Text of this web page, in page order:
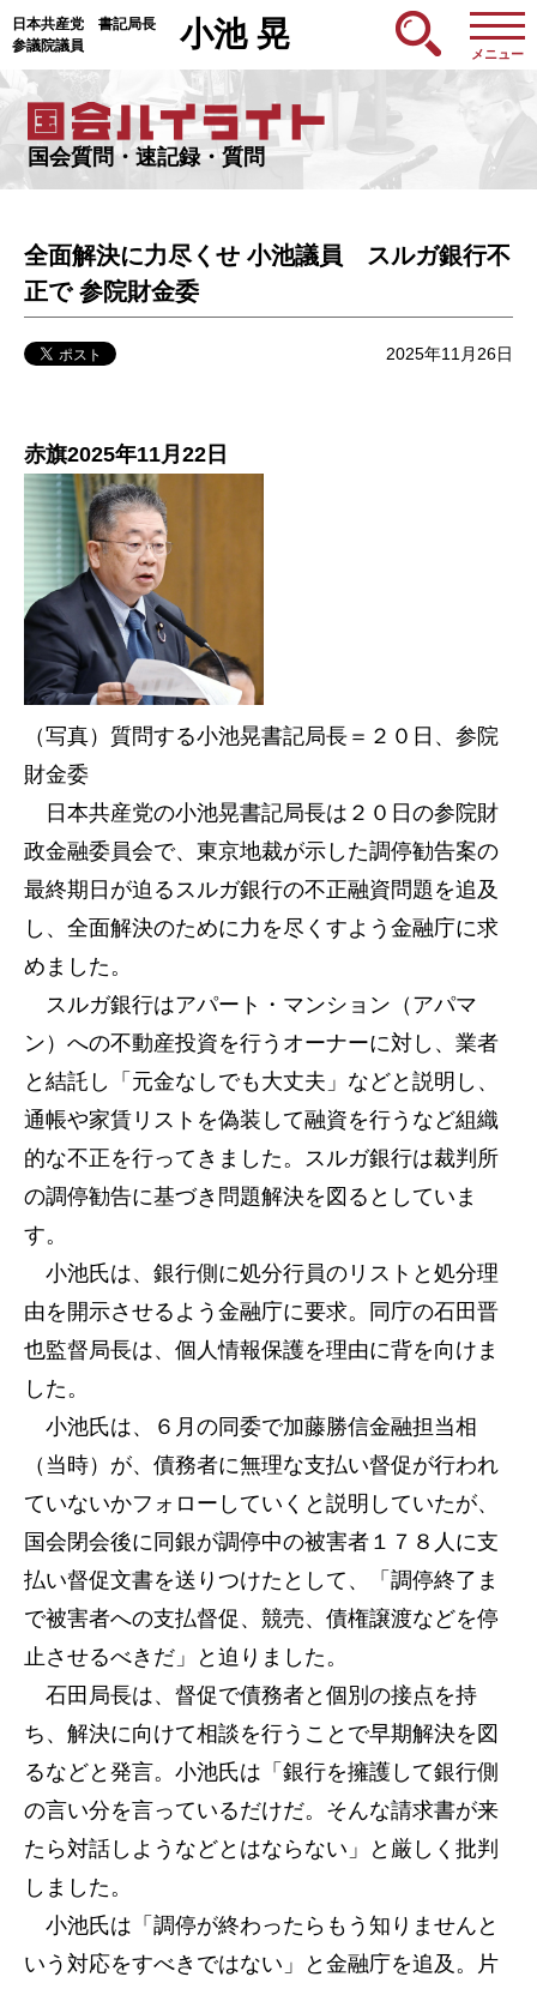
日本共産党 書記局長
参議院議員
小池 晃
メニュー
国会質問・速記録・質問
全面解決に力尽くせ 小池議員 スルガ銀行不
正で 参院財金委
2025年11月26日
赤旗2025年11月22日
（写真）質問する小池晃書記局長＝２０日、参院
財金委
日本共産党の小池晃書記局長は２０日の参院財
政金融委員会で、東京地裁が示した調停勧告案の
最終期日が迫るスルガ銀行の不正融資問題を追及
し、全面解決のために力を尽くすよう金融庁に求
めました。
スルガ銀行はアパート・マンション（アパマ
ン）への不動産投資を行うオーナーに対し、業者
と結託し「元金なしでも大丈夫」などと説明し、
通帳や家賃リストを偽装して融資を行うなど組織
的な不正を行ってきました。スルガ銀行は裁判所
の調停勧告に基づき問題解決を図るとしていま
す。
小池氏は、銀行側に処分行員のリストと処分理
由を開示させるよう金融庁に要求。同庁の石田晋
也監督局長は、個人情報保護を理由に背を向けま
した。
小池氏は、６月の同委で加藤勝信金融担当相
（当時）が、債務者に無理な支払い督促が行われ
ていないかフォローしていくと説明していたが、
国会閉会後に同銀が調停中の被害者１７８人に支
払い督促文書を送りつけたとして、「調停終了ま
で被害者への支払督促、競売、債権譲渡などを停
止させるべきだ」と迫りました。
石田局長は、督促で債務者と個別の接点を持
ち、解決に向けて相談を行うことで早期解決を図
るなどと発言。小池氏は「銀行を擁護して銀行側
の言い分を言っているだけだ。そんな請求書が来
たら対話しようなどとはならない」と厳しく批判
しました。
小池氏は「調停が終わったらもう知りませんと
いう対応をすべきではない」と金融庁を追及。片